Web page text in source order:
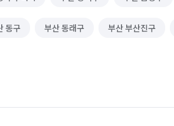
동구 부산 동래구 부산 부산진구